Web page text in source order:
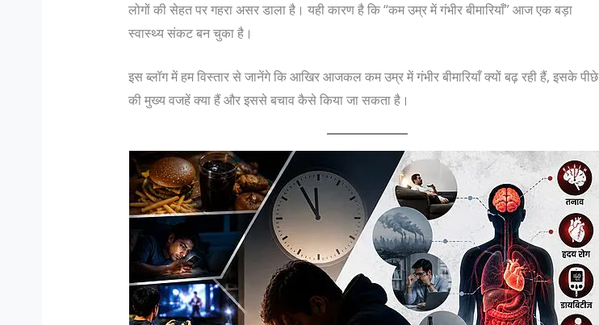
लोगों की सेहत पर गहरा असर डाला है। यही कारण है कि “कम उम्र में गंभीर बीमारियाँ” आज एक बड़ा
स्वास्थ्य संकट बन चुका है।
इस ब्लॉग में हम विस्तार से जानेंगे कि आखिर आजकल कम उम्र में गंभीर बीमारियाँ क्यों बढ़ रही हैं, इसके पीछे
की मुख्य वजहें क्या हैं और इससे बचाव कैसे किया जा सकता है।